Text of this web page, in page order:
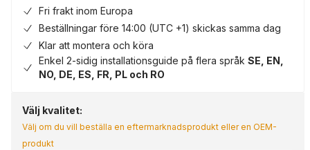
Fri frakt inom Europa
Beställningar före 14:00 (UTC +1) skickas samma dag
Klar att montera och köra
Enkel 2-sidig installationsguide på flera språk SE, EN,
NO, DE, ES, FR, PL och RO
Välj kvalitet:
Välj om du vill beställa en eftermarknadsprodukt eller en OEM-
produkt